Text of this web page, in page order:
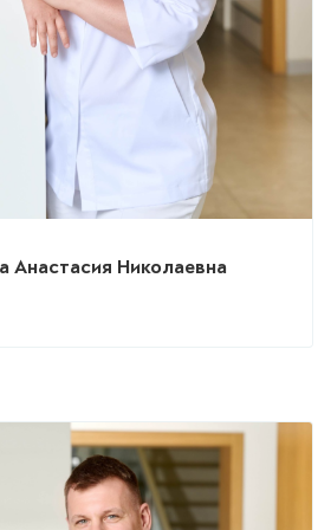
Анастасия Николаевна